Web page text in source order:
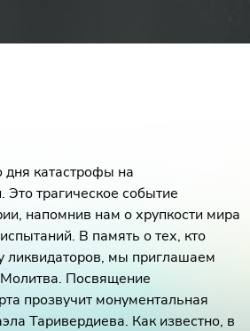
дня катастрофы на
трагическое событие
напомнив нам о хрупкости мира
В память о тех, кто
ликвидаторов, мы приглашаем
Посвящение
прозвучит монументальная
Таривердиева. Как известно, в